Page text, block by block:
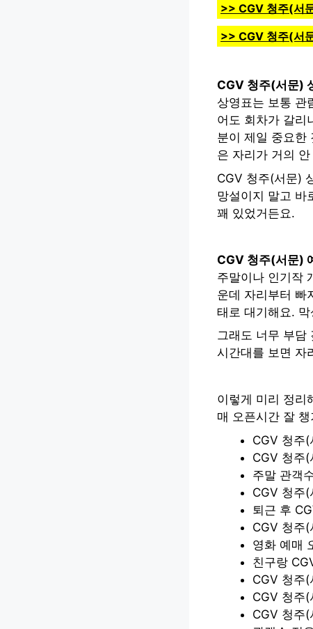
>> CGV 청주(서
>> CGV 청주(서
CGV 청주(서문)
상영표는 보통 관
어도 회차가 갈리
분이 제일 중요한
은 자리가 거의
CGV 청주(서문)
망설이지 말고 바
꽤 있었거든요.
CGV 청주(서문)
주말이나 인기작
운데 자리부터 빠
태로 대기해요.
그래도 너무 부담
시간대를 보면 자
이렇게 미리 정리
매 오픈시간 잘
CGV 청주
CGV 청주
주말 관객
CGV 청주
퇴근 후
CGV 청주
영화 예매
친구랑
CGV 청주
CGV 청주
CGV 청주